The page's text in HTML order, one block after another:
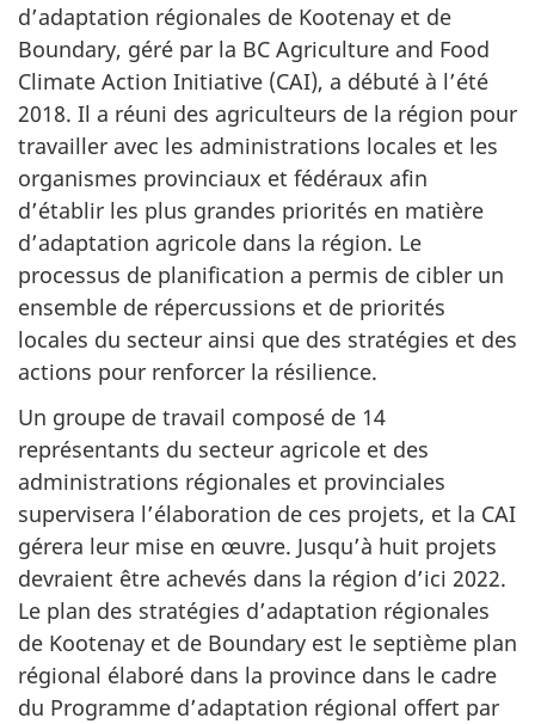
d’adaptation régionales de Kootenay et de
Boundary, géré par la BC Agriculture and Food
Climate Action Initiative (CAI), a débuté à l’été
2018. Il a réuni des agriculteurs de la région pour
travailler avec les administrations locales et les
organismes provinciaux et fédéraux afin
d’établir les plus grandes priorités en matière
d’adaptation agricole dans la région. Le
processus de planification a permis de cibler un
ensemble de répercussions et de priorités
locales du secteur ainsi que des stratégies et des
actions pour renforcer la résilience.
Un groupe de travail composé de 14
représentants du secteur agricole et des
administrations régionales et provinciales
supervisera l’élaboration de ces projets, et la CAI
gérera leur mise en œuvre. Jusqu’à huit projets
devraient être achevés dans la région d’ici 2022.
Le plan des stratégies d’adaptation régionales
de Kootenay et de Boundary est le septième plan
régional élaboré dans la province dans le cadre
du Programme d’adaptation régional offert par